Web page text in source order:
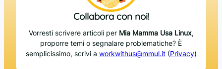
Collabora con noi!
Vorresti scrivere articoli per Mia Mamma Usa Linux,
proporre temi o segnalare problematiche? È
semplicissimo, scrivi a workwithus@mmul.it(Privacy)